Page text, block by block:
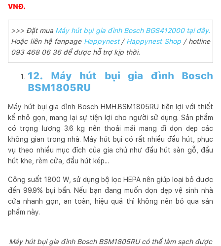
VNĐ.
>>> Đặt mua Máy hút bụi gia đình Bosch BGS412000 tại đây.
Hoặc liên hệ fanpage Happynest/ Happynest Shop / hotline
093 468 06 36 để được hỗ trợ kịp thời.
12. Máy hút bụi gia đình Bosch
BSM1805RU
Máy hút bụi gia đình Bosch HMH.BSM1805RU tiện lợi với thiết
kế nhỏ gọn, mang lại sự tiện lợi cho người sử dụng. Sản phẩm
có trọng lượng 3.6 kg nên thoải mái mang đi dọn dẹp các
không gian trong nhà. Máy hút bụi có rất nhiều đầu hút, phục
vụ theo nhiều mục đích của gia chủ như đầu hút sàn gỗ, đầu
hút khe, rèm cửa, đầu hút kép...
Công suất 1800 W, sử dụng bộ lọc HEPA nên giúp loại bỏ được
đến 99.9% bụi bẩn. Nếu bạn đang muốn dọn dẹp vệ sinh nhà
cửa nhanh gọn, an toàn, hiệu quả thì không nên bỏ qua sản
phẩm này.
Máy hút bụi gia đình Bosch BSM1805RU có thể làm sạch được